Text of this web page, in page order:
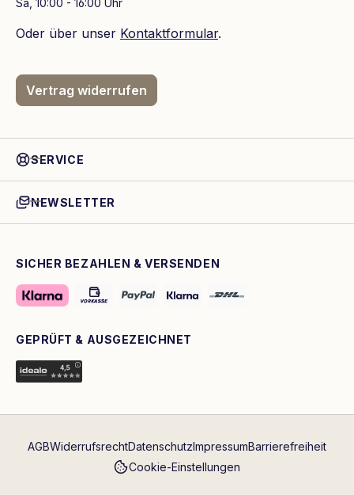
Sa, 10:00 - 16:00 Uhr
Oder über unser Kontaktformular.
Vertrag widerrufen
SERVICE
NEWSLETTER
SICHER BEZAHLEN & VERSENDEN
GEPRÜFT & AUSGEZEICHNET
AGBWiderrufsrechtDatenschutzImpressumBarrierefreiheit
Cookie-Einstellungen